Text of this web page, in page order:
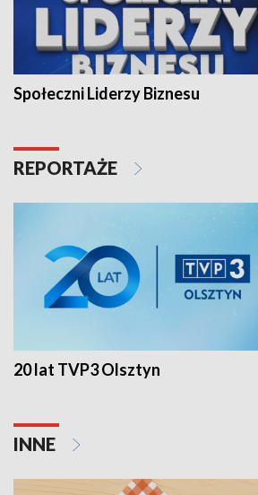
Społeczni Liderzy Biznesu
REPORTAŻE
20 lat TVP3 Olsztyn
INNE